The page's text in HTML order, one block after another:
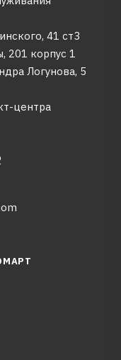
41 ст3
201 корпус 1
Логунова, 5
центра